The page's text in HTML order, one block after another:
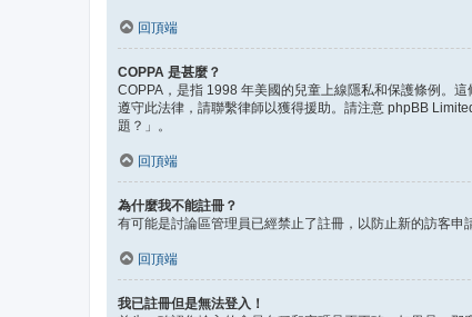
回頂端
COPPA 是甚麼？
COPPA，是指 1998 年美國的兒童上線隱私和保護條例。
遵守此法律，請聯繫律師以獲得援助。請注意 phpBB
題？」。
回頂端
為什麼我不能註冊？
有可能是討論區管理員已經禁止了註冊，以防止新的訪客申
回頂端
我已註冊但是無法登入！